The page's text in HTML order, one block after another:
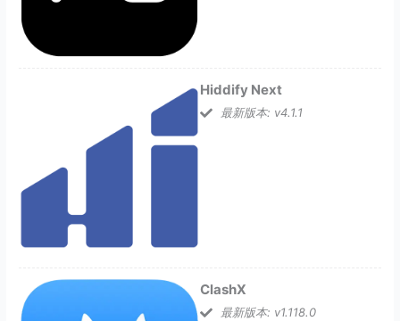
Hiddify Next
最新版本: v4.1.1
ClashX
最新版本: v1.118.0